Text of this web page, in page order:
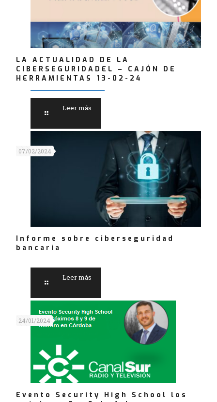
LA ACTUALIDAD DE LA
CIBERSEGURIDADEL – CAJÓN DE
HERRAMIENTAS 13-02-24
Leer más
07/02/2024
Informe sobre ciberseguridad
bancaria
Leer más
24/01/2024
Evento Security High School los